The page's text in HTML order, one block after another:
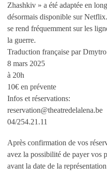
Zhashkiv » a été adaptée en
désormais disponible sur
se rend fréquemment sur les
la guerre.
Traduction française par
8 mars 2025
à 20h
10€ en prévente
Infos et réservations:
reservation@theatredelalena.be
04/254.21.11
Après confirmation de vos
avez la possibilité de payer vos
avant la date de la